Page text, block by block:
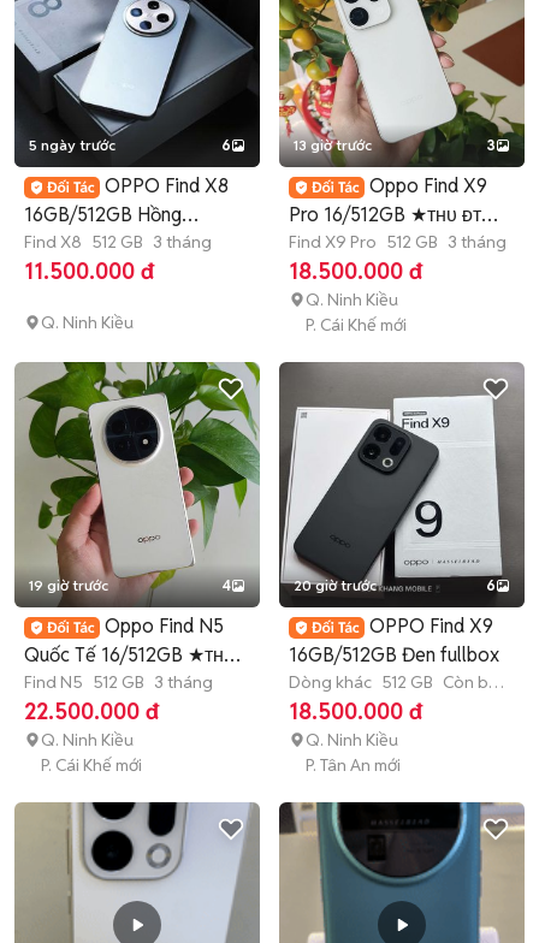
5 ngày trước 6
OPPO Find X8
16GB/512GB Hồng
Hasselblad
Find X8 512 GB 3 tháng
11.500.000 đ
Q. Ninh Kiều
13 giờ trước 3
Oppo Find X9
Pro 16/512GB ★ᴛʜᴜ ᴆᴛ
ᴄᴜ̃★
Find X9 Pro 512 GB 3 tháng
18.500.000 đ
Q. Ninh Kiều
P. Cái Khế mới
19 giờ trước 4
Oppo Find N5
Quốc Tế 16/512GB ★ᴛʜᴜ
ᴆᴛ ᴄᴜ̃★
Find N5 512 GB 3 tháng
22.500.000 đ
Q. Ninh Kiều
P. Cái Khế mới
20 giờ trước 6
OPPO Find X9
16GB/512GB Đen fullbox
Dòng khác 512 GB Còn bảo
hành
18.500.000 đ
Q. Ninh Kiều
P. Tân An mới